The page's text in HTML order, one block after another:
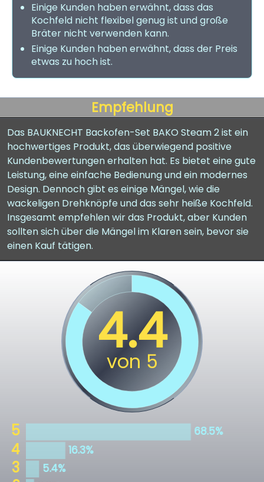
Einige Kunden haben erwähnt, dass das
Kochfeld nicht flexibel genug ist und große
Bräter nicht verwenden kann.
Einige Kunden haben erwähnt, dass der Preis
etwas zu hoch ist.
Empfehlung
Das BAUKNECHT Backofen-Set BAKO Steam 2 ist ein
hochwertiges Produkt, das überwiegend positive
Kundenbewertungen erhalten hat. Es bietet eine gute
Leistung, eine einfache Bedienung und ein modernes
Design. Dennoch gibt es einige Mängel, wie die
wackeligen Drehknöpfe und das sehr heiße Kochfeld.
Insgesamt empfehlen wir das Produkt, aber Kunden
sollten sich über die Mängel im Klaren sein, bevor sie
einen Kauf tätigen.